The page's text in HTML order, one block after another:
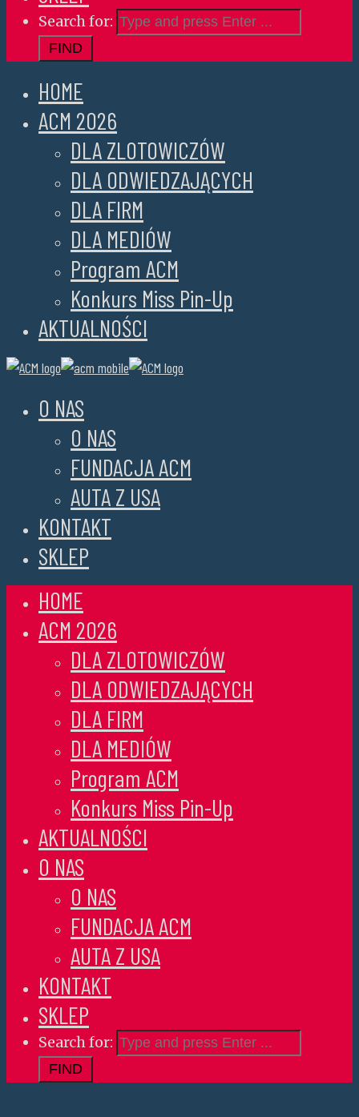
Search for:
HOME
ACM 2026
DLA ZLOTOWICZÓW
DLA ODWIEDZAJĄCYCH
DLA FIRM
DLA MEDIÓW
Program ACM
Konkurs Miss Pin-Up
AKTUALNOŚCI
O NAS
O NAS
FUNDACJA ACM
AUTA Z USA
KONTAKT
SKLEP
HOME
ACM 2026
DLA ZLOTOWICZÓW
DLA ODWIEDZAJĄCYCH
DLA FIRM
DLA MEDIÓW
Program ACM
Konkurs Miss Pin-Up
AKTUALNOŚCI
O NAS
O NAS
FUNDACJA ACM
AUTA Z USA
KONTAKT
SKLEP
Search for: